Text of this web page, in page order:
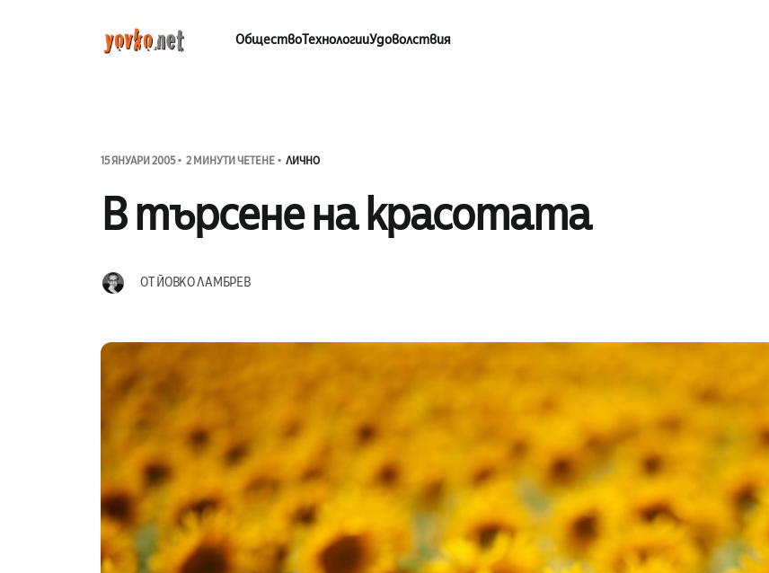
ОбществоТехнологииУдоволствия
15 ЯНУАРИ 2005 2 МИНУТИ ЧЕТЕНЕ ЛИЧНО
В търсене на красотата
ОТЙОВКО ЛАМБРЕВ